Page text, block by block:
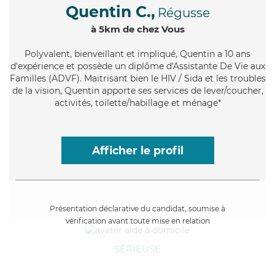
Quentin C., Régusse
à 5km de chez Vous
Polyvalent, bienveillant et impliqué, Quentin a 10 ans
d'expérience et possède un diplôme d'Assistante De Vie aux
Familles (ADVF). Maitrisant bien le HIV / Sida et les troubles
de la vision, Quentin apporte ses services de lever/coucher,
activités, toilette/habillage et ménage*
Afficher le profil
Présentation déclarative du candidat, soumise à
vérification avant toute mise en relation
SÉRIEUSE